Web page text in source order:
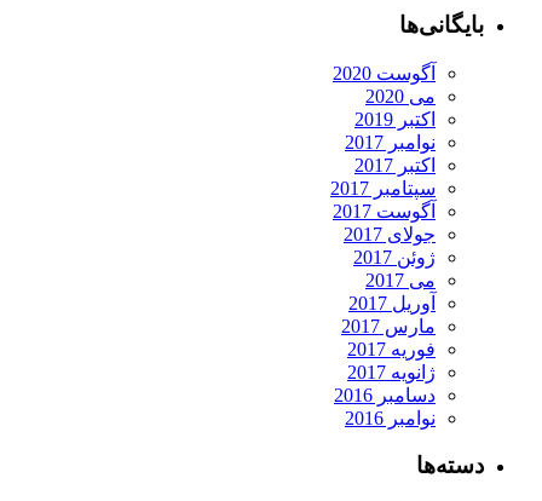
بایگانی‌ها
آگوست 2020
می 2020
اکتبر 2019
نوامبر 2017
اکتبر 2017
سپتامبر 2017
آگوست 2017
جولای 2017
ژوئن 2017
می 2017
آوریل 2017
مارس 2017
فوریه 2017
ژانویه 2017
دسامبر 2016
نوامبر 2016
دسته‌ها